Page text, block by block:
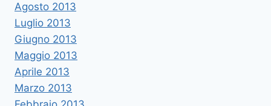
Agosto 2013
Luglio 2013
Giugno 2013
Maggio 2013
Aprile 2013
Marzo 2013